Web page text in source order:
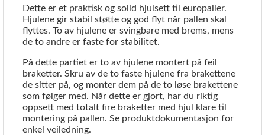
Dette er et praktisk og solid hjulsett til europaller.
Hjulene gir stabil støtte og god flyt når pallen skal
flyttes. To av hjulene er svingbare med brems, mens
de to andre er faste for stabilitet.
På dette partiet er to av hjulene montert på feil
braketter. Skru av de to faste hjulene fra brakettene
de sitter på, og monter dem på de to løse brakettene
som følger med. Når dette er gjort, har du riktig
oppsett med totalt fire braketter med hjul klare til
montering på pallen. Se produktdokumentasjon for
enkel veiledning.